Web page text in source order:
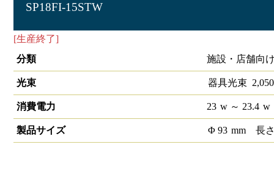
SP18FI-15STW
[生産終了]
分類
施設・店舗向
光束 器具光束 2,050
消費電力 23 w～ 23.4 w
製品サイズ Φ 93 mm 長